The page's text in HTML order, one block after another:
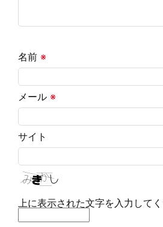
名前 ※
メール ※
サイト
上に表示された文字を入力してく